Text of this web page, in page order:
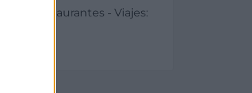
- Restaurantes - Viajes: